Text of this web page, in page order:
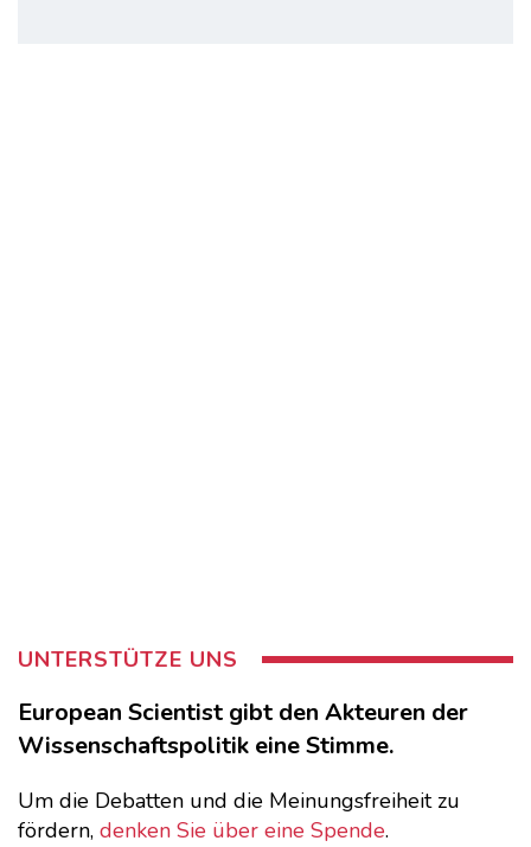
UNTERSTÜTZE UNS
European Scientist gibt den Akteuren der
Wissenschaftspolitik eine Stimme.
Um die Debatten und die Meinungsfreiheit zu
fördern, denken Sie über eine Spende.